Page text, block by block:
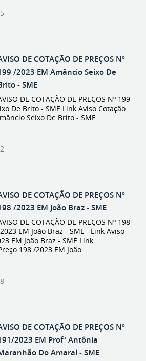
DE COTAÇÃO DE PREÇOS Nº
/2023 EM Amâncio Seixo De
- SME
DE COTAÇÃO DE PREÇOS Nº 199
De Brito - SME Link Aviso Cotação
Seixo De Brito - SME
DE COTAÇÃO DE PREÇOS Nº
/2023 EM João Braz - SME
DE COTAÇÃO DE PREÇOS Nº 198
EM João Braz - SME Link Aviso
EM João Braz - SME Link
198 /2023 EM João...
DE COTAÇÃO DE PREÇOS Nº
2023 EM Profª Antônia
Do Amaral - SME